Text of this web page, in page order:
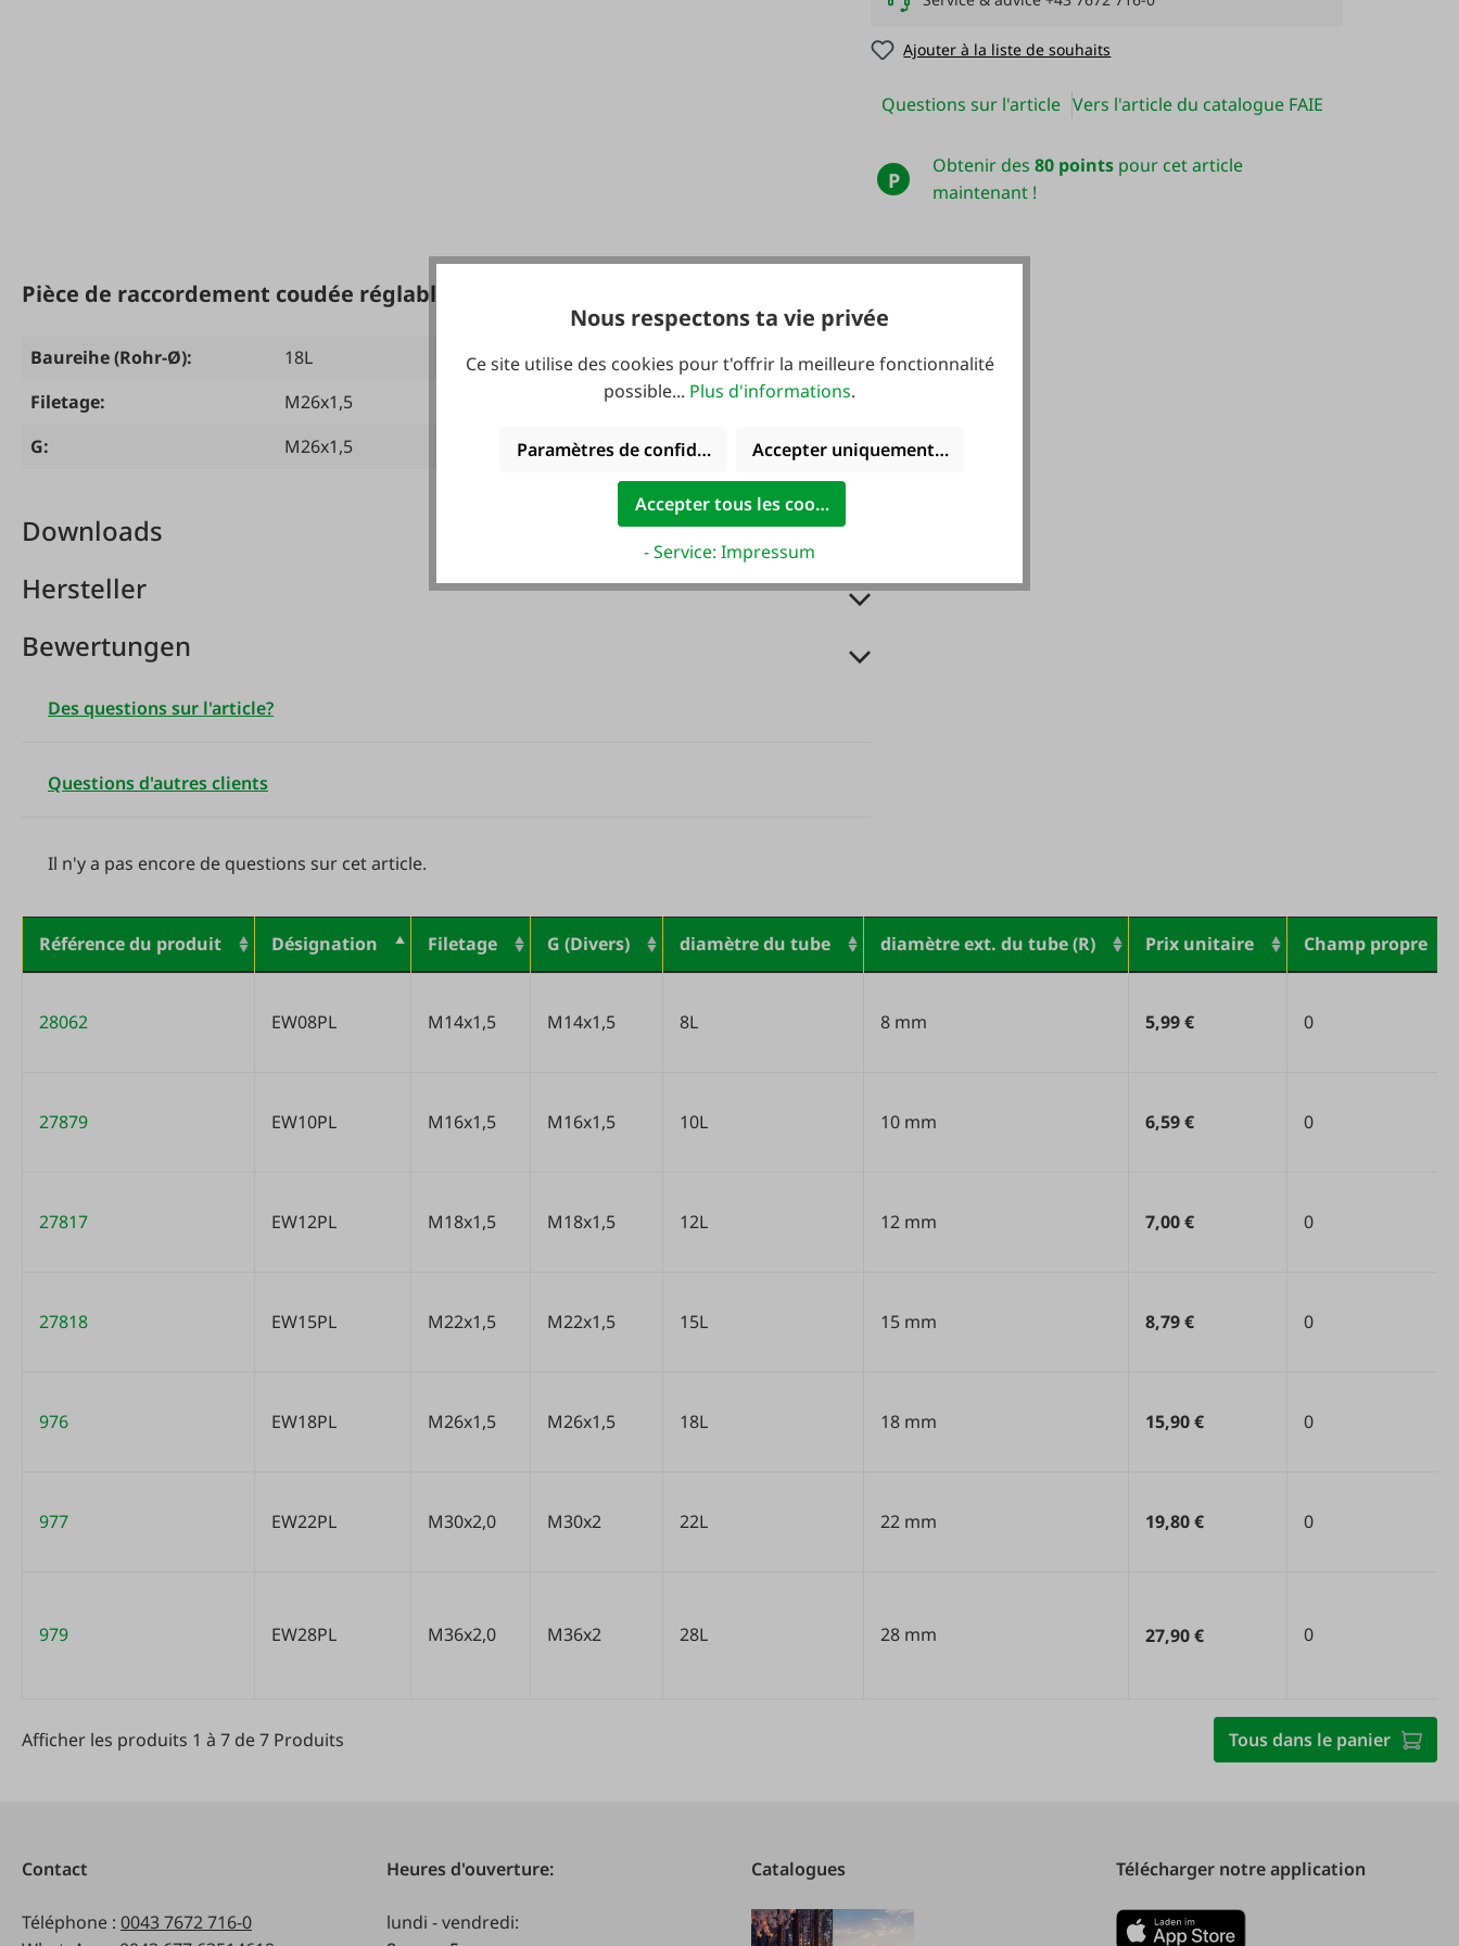
Ajouter à la liste de souhaits
Questions sur l'article Vers l'article du catalogue FAIE
P
Obtenir des 80 pointspour cet article
maintenant !
Pièce de raccordement coudée réglable
Baureihe (Rohr-Ø):
18L
Filetage:
M26x1,5
G:
M26x1,5
Downloads
Hersteller
Bewertungen
Des questions sur l'article?
Questions d'autres clients
Il n'y a pas encore de questions sur cet article.
Référence du produit Désignation Filetage G (Divers) diamètre du tube diamètre ext. du tube (R) Prix unitaire Champ propre
28062 EW08PL M14x1,5 M14x1,5 8L 8 mm 5,99 € 0
27879 EW10PL M16x1,5 M16x1,5 10L 10 mm 6,59 € 0
27817 EW12PL M18x1,5 M18x1,5 12L 12 mm 7,00 € 0
27818 EW15PL M22x1,5 M22x1,5 15L 15 mm 8,79 € 0
976 EW18PL M26x1,5 M26x1,5 18L 18 mm 15,90 € 0
977 EW22PL M30x2,0 M30x2 22L 22 mm 19,80 € 0
979 EW28PL M36x2,0 M36x2 28L 28 mm 27,90 € 0
Afficher les produits 1 à 7 de 7 Produits
Tous dans le panier
Contact
Téléphone : 0043 7672 716-0
Heures d'ouverture:
lundi - vendredi:
Catalogues Télécharger notre application
Nous respectons ta vie privée
Ce site utilise des cookies pour t'offrir la meilleure fonctionnalité
possible... Plus d'informations.
Paramètres de confidentialitéAccepter uniquement les cookies fonctionnels
Accepter tous les cookies
- Service: Impressum